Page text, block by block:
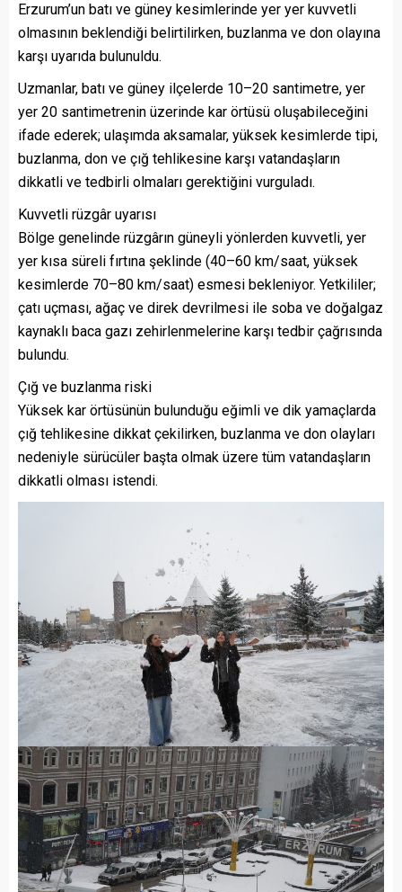
Erzurum’un batı ve güney kesimlerinde yer yer kuvvetli
olmasının beklendiği belirtilirken, buzlanma ve don olayına
karşı uyarıda bulunuldu.
Uzmanlar, batı ve güney ilçelerde 10–20 santimetre, yer
yer 20 santimetrenin üzerinde kar örtüsü oluşabileceğini
ifade ederek; ulaşımda aksamalar, yüksek kesimlerde tipi,
buzlanma, don ve çığ tehlikesine karşı vatandaşların
dikkatli ve tedbirli olmaları gerektiğini vurguladı.
Kuvvetli rüzgâr uyarısı
Bölge genelinde rüzgârın güneyli yönlerden kuvvetli, yer
yer kısa süreli fırtına şeklinde (40–60 km/saat, yüksek
kesimlerde 70–80 km/saat) esmesi bekleniyor. Yetkililer;
çatı uçması, ağaç ve direk devrilmesi ile soba ve doğalgaz
kaynaklı baca gazı zehirlenmelerine karşı tedbir çağrısında
bulundu.
Çığ ve buzlanma riski
Yüksek kar örtüsünün bulunduğu eğimli ve dik yamaçlarda
çığ tehlikesine dikkat çekilirken, buzlanma ve don olayları
nedeniyle sürücüler başta olmak üzere tüm vatandaşların
dikkatli olması istendi.